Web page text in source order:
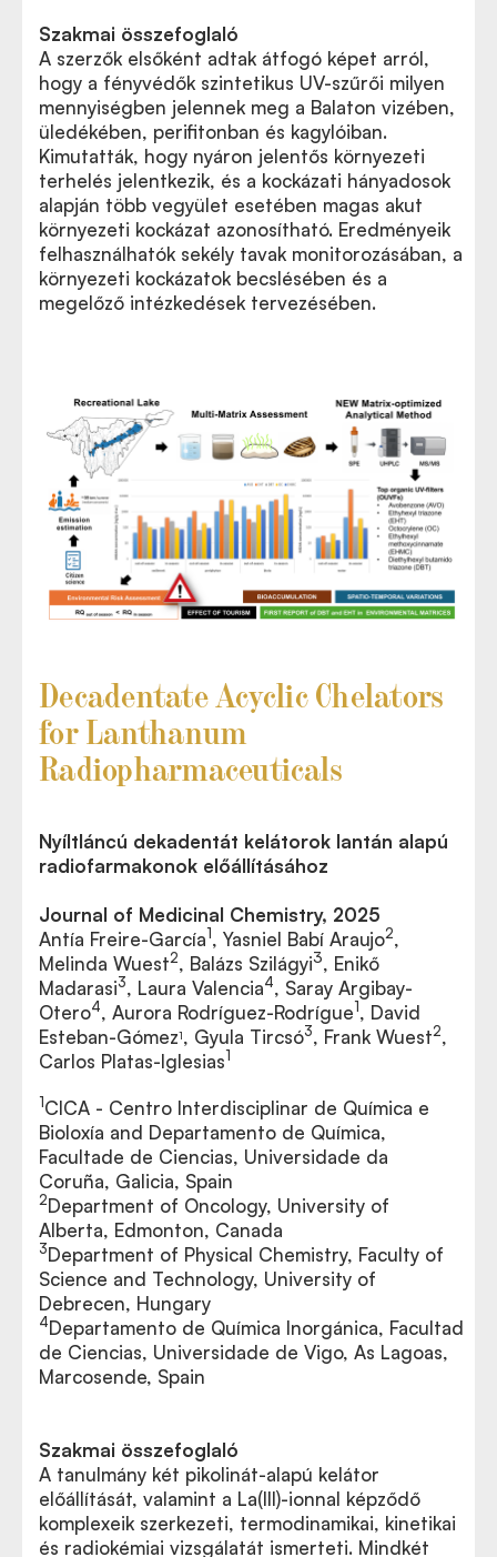
Szakmai összefoglaló
A szerzők elsőként adtak átfogó képet arról,
hogy a fényvédők szintetikus UV-szűrői milyen
mennyiségben jelennek meg a Balaton vizében,
üledékében, perifitonban és kagylóiban.
Kimutatták, hogy nyáron jelentős környezeti
terhelés jelentkezik, és a kockázati hányadosok
alapján több vegyület esetében magas akut
környezeti kockázat azonosítható. Eredményeik
felhasználhatók sekély tavak monitorozásában, a
környezeti kockázatok becslésében és a
megelőző intézkedések tervezésében.
Decadentate Acyclic Chelators
for Lanthanum
Radiopharmaceuticals
Nyíltláncú dekadentát kelátorok lantán alapú
radiofarmakonok előállításához
Journal of Medicinal Chemistry, 2025
Antía Freire-García1, Yasniel Babí Araujo2,
Melinda Wuest2, Balázs Szilágyi3, Enikő
Madarasi3, Laura Valencia4, Saray Argibay-
Otero4, Aurora Rodríguez-Rodrígue1, David
Esteban-Gómez1, Gyula Tircsó3, Frank Wuest2,
Carlos Platas-Iglesias1
1CICA - Centro Interdisciplinar de Química e
Bioloxía and Departamento de Química,
Facultade de Ciencias, Universidade da
Coruña, Galicia, Spain
2Department of Oncology, University of
Alberta, Edmonton, Canada
3Department of Physical Chemistry, Faculty of
Science and Technology, University of
Debrecen, Hungary
4Departamento de Química Inorgánica, Facultad
de Ciencias, Universidade de Vigo, As Lagoas,
Marcosende, Spain
Szakmai összefoglaló
A tanulmány két pikolinát-alapú kelátor
előállítását, valamint a La(III)-ionnal képződő
komplexeik szerkezeti, termodinamikai, kinetikai
és radiokémiai vizsgálatát ismerteti. Mindkét